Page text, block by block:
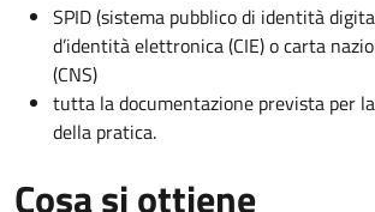
SPID (sistema pubblico di identità
d’identità elettronica (CIE) o carta
(CNS)
tutta la documentazione prevista per
della pratica.
Cosa si ottiene